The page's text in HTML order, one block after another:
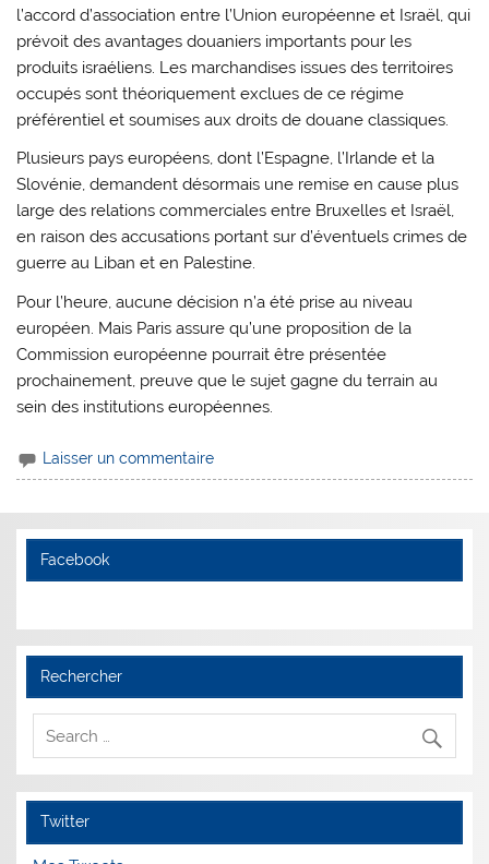
l’accord d’association entre l’Union européenne et Israël, qui
prévoit des avantages douaniers importants pour les
produits israéliens. Les marchandises issues des territoires
occupés sont théoriquement exclues de ce régime
préférentiel et soumises aux droits de douane classiques.
Plusieurs pays européens, dont l’Espagne, l’Irlande et la
Slovénie, demandent désormais une remise en cause plus
large des relations commerciales entre Bruxelles et Israël,
en raison des accusations portant sur d’éventuels crimes de
guerre au Liban et en Palestine.
Pour l’heure, aucune décision n’a été prise au niveau
européen. Mais Paris assure qu’une proposition de la
Commission européenne pourrait être présentée
prochainement, preuve que le sujet gagne du terrain au
sein des institutions européennes.
Laisser un commentaire
Facebook
Rechercher
Twitter